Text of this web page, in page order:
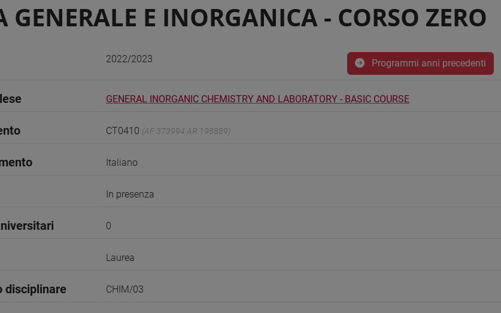
GENERALE E INORGANICA - CORSO ZERO
2022/2023 Programmi anni precedenti
GENERAL INORGANIC CHEMISTRY AND LABORATORY - BASIC COURSE
CT0410 (AF:373994 AR:198889)
Italiano
In presenza
0
Laurea
disciplinare CHIM/03